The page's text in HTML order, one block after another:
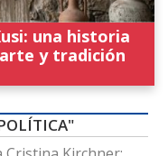
una historia
y tradición